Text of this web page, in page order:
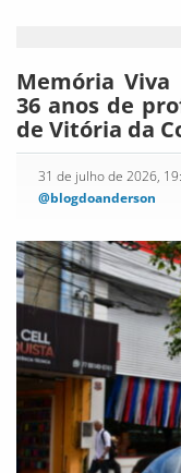
Memória
36 anos de
de Vitória da
31 de julho de 2026,
@blogdoanderson